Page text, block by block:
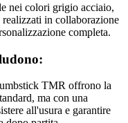
nei colori grigio acciaio,
in collaborazione
completa.
TMR offrono la
ma con una
all'usura e garantire